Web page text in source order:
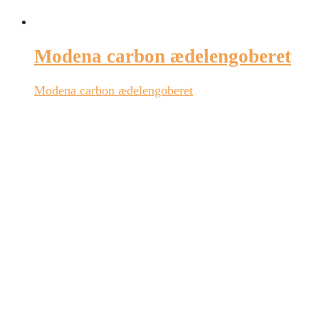
Modena carbon ædelengoberet
Modena carbon ædelengoberet